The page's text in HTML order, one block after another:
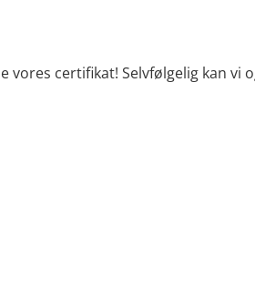
vores certifikat! Selvfølgelig kan